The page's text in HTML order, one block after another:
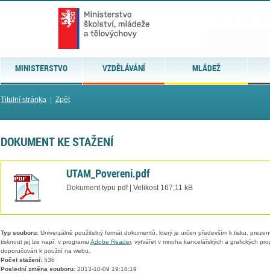
MINISTERSTVO VZDĚLÁVÁNÍ MLÁDEŽ
Titulní stránka| Zpět
DOKUMENT KE STAŽENÍ
UTAM_Povereni.pdf
Dokument typu pdf | Velikost 167,11 kB
Typ souboru:Univerzálně použitelný formát dokumentů, který je určen především k tisku,
tisknout jej lze např. v programu Adobe Reader, vytvářet v mnoha kancelářských a grafických
doporučován k použití na webu.
Počet stažení:536
Poslední změna souboru:2013-10-09 19:18:19